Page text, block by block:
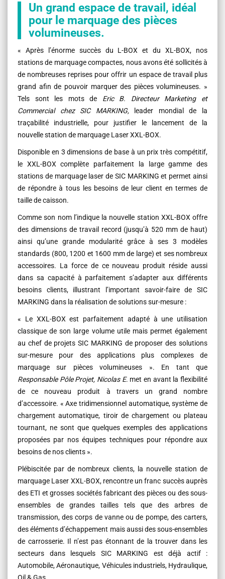
Un grand espace de travail, idéal
pour le marquage des pièces
volumineuses.
« Après l’énorme succès du L-BOX et du XL-BOX, nos
stations de marquage compactes, nous avons été sollicités à
de nombreuses reprises pour offrir un espace de travail plus
grand afin de pouvoir marquer des pièces volumineuses. »
Tels sont les mots de Eric B. Directeur Marketing et
Commercial chez SIC MARKING,
leader mondial de la
traçabilité industrielle, pour justifier le lancement de la
nouvelle station de marquage Laser XXL-BOX.
Disponible en 3 dimensions de base à un prix très compétitif,
le XXL-BOX complète parfaitement la large gamme des
stations de marquage laser de SIC MARKING et permet ainsi
de répondre à tous les besoins de leur client en termes de
taille de caisson.
Comme son nom l’indique la nouvelle station XXL-BOX offre
des dimensions de travail record (jusqu’à 520 mm de haut)
ainsi qu’une grande modularité grâce à ses 3 modèles
standards (800, 1200 et 1600 mm de large) et ses nombreux
accessoires. La force de ce nouveau produit réside aussi
dans sa capacité à parfaitement s’adapter aux différents
besoins clients, illustrant l’important savoir-faire de SIC
MARKING dans la réalisation de solutions sur-mesure :
« Le XXL-BOX est parfaitement adapté à une utilisation
classique de son large volume utile mais permet également
au chef de projets SIC MARKING de proposer des solutions
sur-mesure pour des applications plus complexes de
marquage sur pièces volumineuses ». En tant que
Responsable Pôle Projet, Nicolas E. met en avant la flexibilité
de ce nouveau produit à travers un grand nombre
d’accessoire. « Axe tridimensionnel automatique, système de
chargement automatique, tiroir de chargement ou plateau
tournant, ne sont que quelques exemples des applications
proposées par nos équipes techniques pour répondre aux
besoins de nos clients ».
Plébiscitée par de nombreux clients, la nouvelle station de
marquage Laser XXL-BOX, rencontre un franc succès auprès
des ETI et grosses sociétés fabricant des pièces ou des sous-
ensembles de grandes tailles tels que des arbres de
transmission, des corps de vanne ou de pompe, des carters,
des éléments d’échappement mais aussi des sous-ensembles
de carrosserie. Il n’est pas étonnant de la trouver dans les
secteurs dans lesquels SIC MARKING est déjà actif :
Automobile, Aéronautique, Véhicules industriels, Hydraulique,
Oil & Gas…